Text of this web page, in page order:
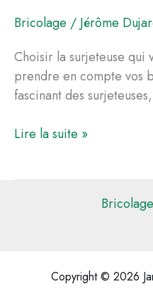
Bricolage / Jérôme
Choisir la surjeteuse
prendre en compte vos
fascinant des
Comment
besoins
Lire la suite »
Bricolage
Copyright © 2026